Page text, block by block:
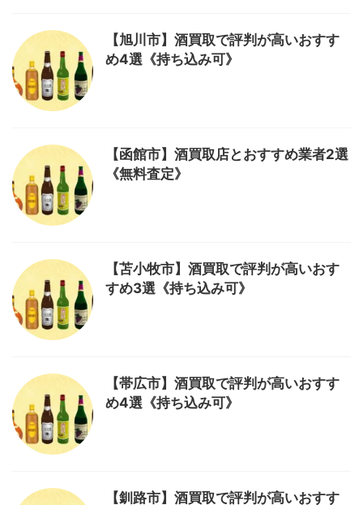
【旭川市】酒買取で評判が高いおすす
め4選《持ち込み可》
【函館市】酒買取店とおすすめ業者2選
《無料査定》
【苫小牧市】酒買取で評判が高いおす
すめ3選《持ち込み可》
【帯広市】酒買取で評判が高いおすす
め4選《持ち込み可》
【釧路市】酒買取で評判が高いおすす